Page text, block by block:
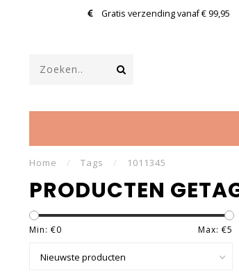
Gratis verzending vanaf € 99,95
Home / Tags / 1011345
PRODUCTEN
Min: €0 Max: €5